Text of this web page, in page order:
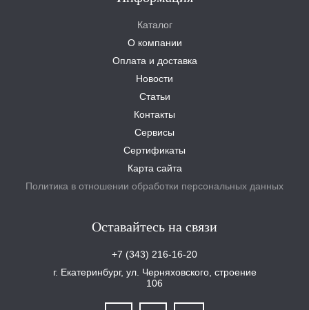
Каталог
О компании
Оплата и доставка
Новости
Статьи
Контакты
Сервисы
Сертификаты
Карта сайта
Политика в отношении обработки персональных данных
Оставайтесь на связи
+7 (343) 216-16-20
г. Екатеринбург, ул. Черняховского, строение
106